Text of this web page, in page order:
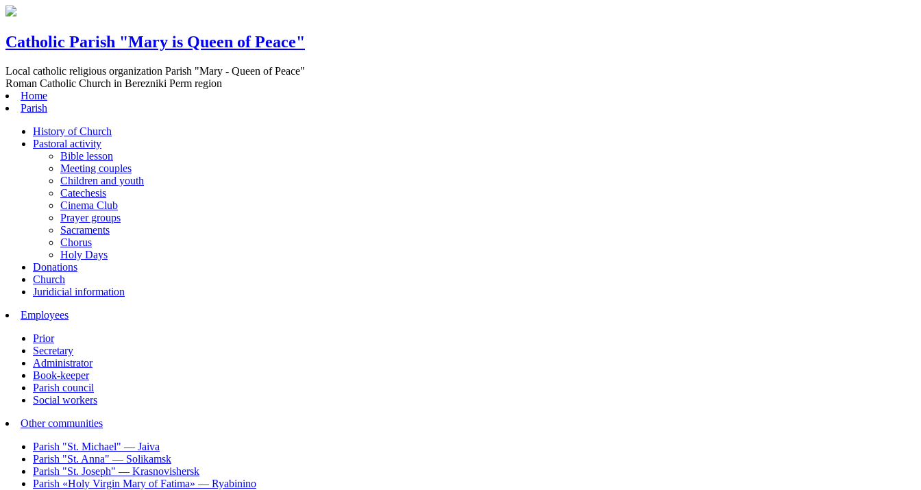
Catholic Parish "Mary is Queen of Peace"
Local catholic religious organization Parish "Mary - Queen of Peace"
Roman Catholic Church in Berezniki Perm region
Home
Parish
History of Church
Pastoral activity
Bible lesson
Meeting couples
Children and youth
Catechesis
Cinema Club
Prayer groups
Sacraments
Chorus
Holy Days
Donations
Church
Juridicial information
Employees
Prior
Secretary
Administrator
Book-keeper
Parish council
Social workers
Other communities
Parish "St. Michael" — Jaiva
Parish "St. Annа" — Solikamsk
Parish "St. Joseph" — Krasnovishersk
Parish «Holy Virgin Mary of Fatima» — Ryabinino